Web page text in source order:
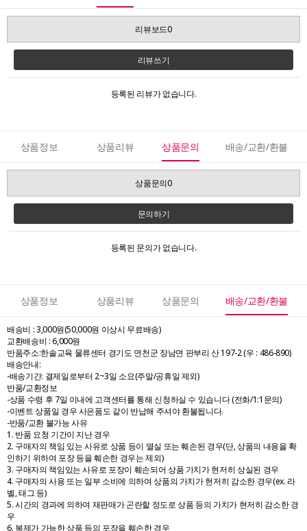
리뷰보드0
리뷰쓰기
등록된 리뷰가 없습니다.
상품정보 상품리뷰 상품문의 배송/교환/환불
상품문의0
문의하기
등록된 문의가 없습니다.
상품정보 상품리뷰 상품문의 배송/교환/환불
배송비 : 3,000원(50,000원 이상시 무료배송)
교환배송비 : 6,000원
반품주소:한솔교육 물류센터 경기도 연천군 장남면 판부리 산 197-2 (우 : 486-890)
배송안내:
-배송기간: 결제일로부터 2~3일 소요(주말/공휴일 제외)
반품/교환정보
-상품 수령 후 7일 이내에 고객센터를 통해 신청하실 수 있습니다 (전화/1:1문의)
-이벤트 상품일 경우 사은품도 같이 반납해 주셔야 환불됩니다.
-반품/교환 불가능 사유
1. 반품 요청 기간이 지난 경우
2. 구매자의 책임 있는 사유로 상품 등이 멸실 또는 훼손된 경우(단, 상품의 내용을 확
인하기 위하여 포장 등을 훼손한 경우는 제외)
3. 구매자의 책임있는 사유로 포장이 훼손되어 상품 가치가 현저히 상실된 경우
4. 구매자의 사용 또는 일부 소비에 의하여 상품의 가치가 현저히 감소한 경우(ex. 라
벨, 태그 등)
5. 시간의 경과에 의하여 재판매가 곤란할 정도로 상품 등의 가치가 현저히 감소한 경
우
6. 복제가 가능한 상품 등의 포장을 훼손한 경우